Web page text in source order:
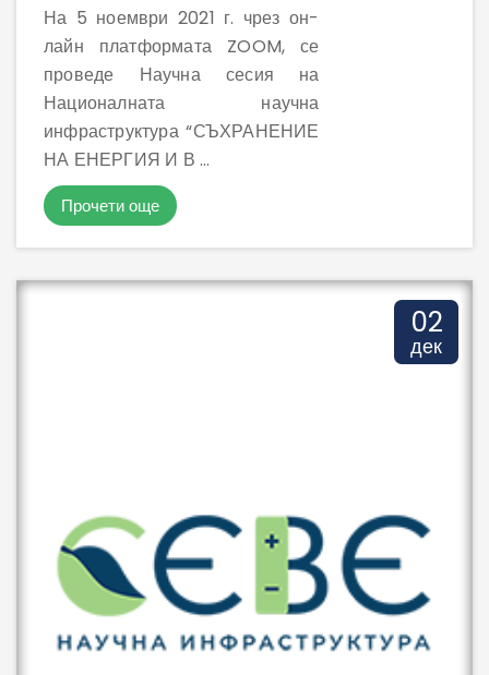
На 5 ноември 2021 г. чрез он-
лайн платформата ZOOM, се
проведе Научна сесия на
Националната научна
инфраструктура “СЪХРАНЕНИЕ
НА ЕНЕРГИЯ И В ...
Прочети още
02
дек